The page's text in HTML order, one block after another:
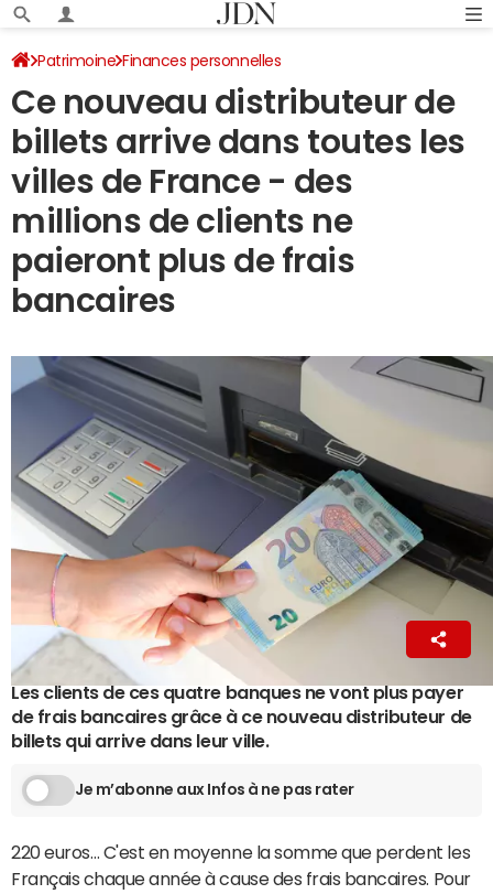
Patrimoine Finances personnelles
Ce nouveau distributeur de
billets arrive dans toutes les
villes de France - des
millions de clients ne
paieront plus de frais
bancaires
Hugo Franceschi
3 mars 2024 06:55
Les clients de ces quatre banques ne vont plus payer
de frais bancaires grâce à ce nouveau distributeur de
billets qui arrive dans leur ville.
Je m’abonne aux Infos à ne pas rater
220 euros… C'est en moyenne la somme que perdent les
Français chaque année à cause des frais bancaires. Pour